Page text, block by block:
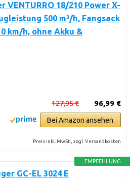
VENTURRO 18/210 Power X-
500 m³/h, Fangsack
km/h, ohne Akku &
96,99 €
127,95 €
Bei Amazon ansehen
Preis inkl. MwSt., zzgl. Versandkosten
EMPFEHLUNG
GC-EL 3024 E